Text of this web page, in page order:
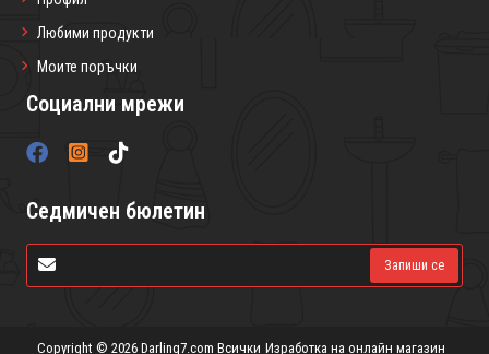
Любими продукти
Моите поръчки
Социални мрежи
Седмичен бюлетин
Запиши се
Copyright © 2026 Darling7.com Всички Изработка на онлайн магазин